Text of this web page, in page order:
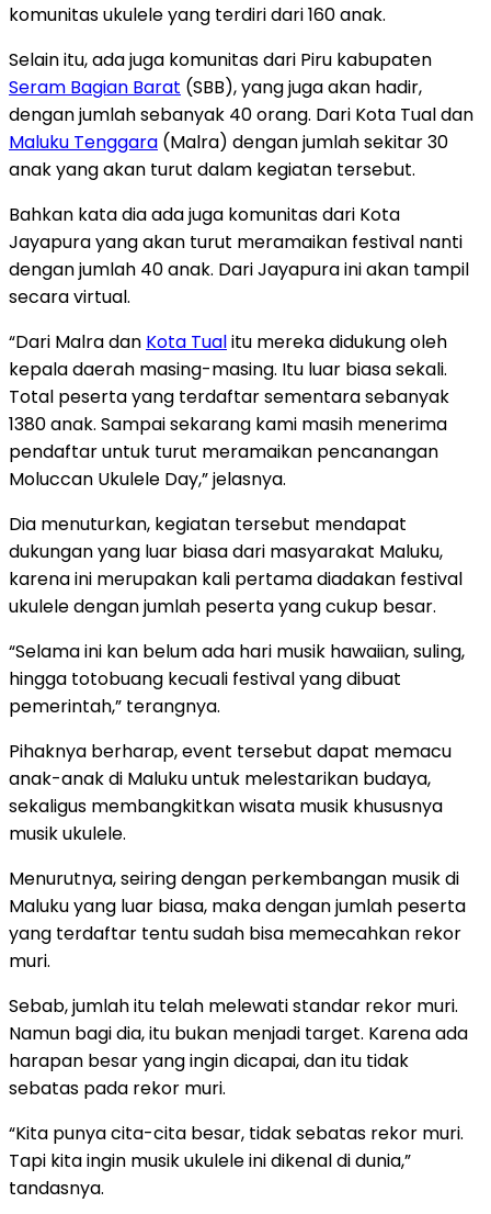
komunitas ukulele yang terdiri dari 160 anak.
Selain itu, ada juga komunitas dari Piru kabupaten
Seram Bagian Barat (SBB), yang juga akan hadir,
dengan jumlah sebanyak 40 orang. Dari Kota Tual dan
Maluku Tenggara (Malra) dengan jumlah sekitar 30
anak yang akan turut dalam kegiatan tersebut.
Bahkan kata dia ada juga komunitas dari Kota
Jayapura yang akan turut meramaikan festival nanti
dengan jumlah 40 anak. Dari Jayapura ini akan tampil
secara virtual.
“Dari Malra dan Kota Tualitu mereka didukung oleh
kepala daerah masing-masing. Itu luar biasa sekali.
Total peserta yang terdaftar sementara sebanyak
1380 anak. Sampai sekarang kami masih menerima
pendaftar untuk turut meramaikan pencanangan
Moluccan Ukulele Day,” jelasnya.
Dia menuturkan, kegiatan tersebut mendapat
dukungan yang luar biasa dari masyarakat Maluku,
karena ini merupakan kali pertama diadakan festival
ukulele dengan jumlah peserta yang cukup besar.
“Selama ini kan belum ada hari musik hawaiian, suling,
hingga totobuang kecuali festival yang dibuat
pemerintah,” terangnya.
Pihaknya berharap, event tersebut dapat memacu
anak-anak di Maluku untuk melestarikan budaya,
sekaligus membangkitkan wisata musik khususnya
musik ukulele.
Menurutnya, seiring dengan perkembangan musik di
Maluku yang luar biasa, maka dengan jumlah peserta
yang terdaftar tentu sudah bisa memecahkan rekor
muri.
Sebab, jumlah itu telah melewati standar rekor muri.
Namun bagi dia, itu bukan menjadi target. Karena ada
harapan besar yang ingin dicapai, dan itu tidak
sebatas pada rekor muri.
“Kita punya cita-cita besar, tidak sebatas rekor muri.
Tapi kita ingin musik ukulele ini dikenal di dunia,”
tandasnya.